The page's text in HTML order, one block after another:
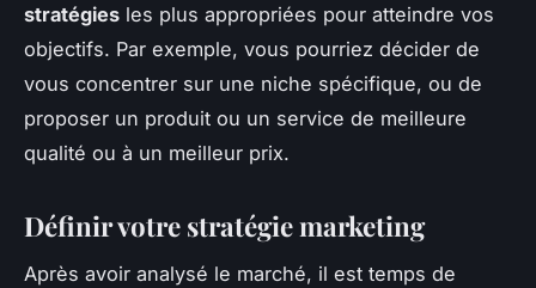
stratégies les plus appropriées pour atteindre vos
objectifs. Par exemple, vous pourriez décider de
vous concentrer sur une niche spécifique, ou de
proposer un produit ou un service de meilleure
qualité ou à un meilleur prix.
Définir votre stratégie marketing
Après avoir analysé le marché, il est temps de